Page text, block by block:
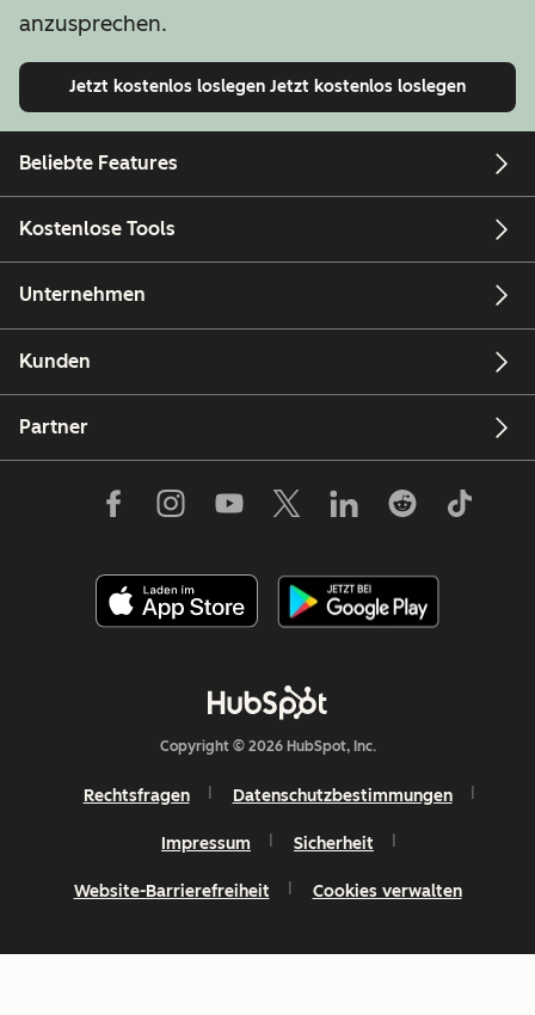
anzusprechen.
Jetzt kostenlos loslegen Jetzt kostenlos loslegen
Beliebte Features
Kostenlose Tools
Unternehmen
Kunden
Partner
Copyright © 2026 HubSpot, Inc.
Rechtsfragen Datenschutzbestimmungen
Impressum Sicherheit
Website-Barrierefreiheit Cookies verwalten